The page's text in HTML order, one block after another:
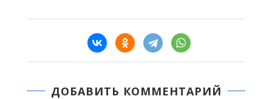
ДОБАВИТЬ КОММЕНТАРИЙ